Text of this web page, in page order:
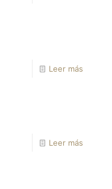
Leer más
Leer más